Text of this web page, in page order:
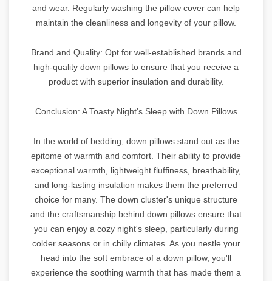
and wear. Regularly washing the pillow cover can help
maintain the cleanliness and longevity of your pillow.
Brand and Quality: Opt for well-established brands and
high-quality down pillows to ensure that you receive a
product with superior insulation and durability.
Conclusion: A Toasty Night's Sleep with Down Pillows
In the world of bedding, down pillows stand out as the
epitome of warmth and comfort. Their ability to provide
exceptional warmth, lightweight fluffiness, breathability,
and long-lasting insulation makes them the preferred
choice for many. The down cluster's unique structure
and the craftsmanship behind down pillows ensure that
you can enjoy a cozy night's sleep, particularly during
colder seasons or in chilly climates. As you nestle your
head into the soft embrace of a down pillow, you'll
experience the soothing warmth that has made them a